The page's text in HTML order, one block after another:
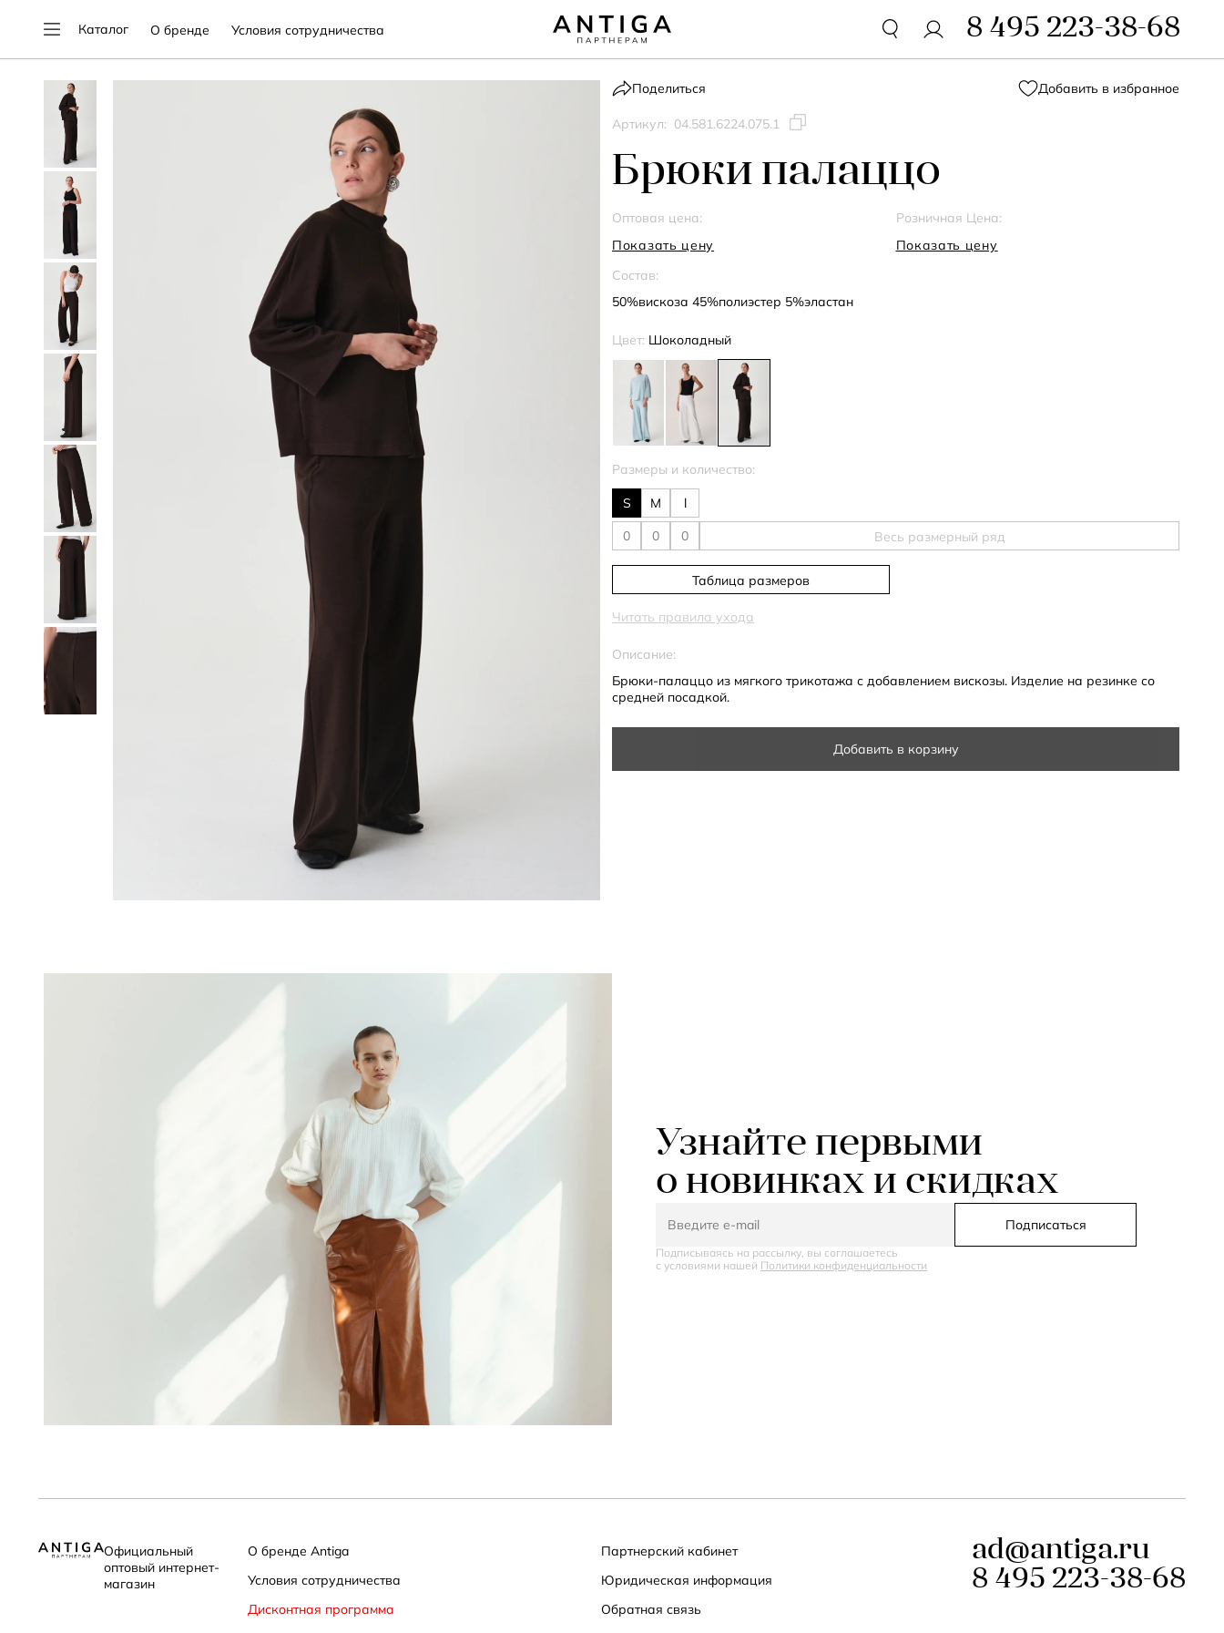
Каталог О бренде Условия сотрудничества 8 495 223-38-68
Поделиться Добавить в избранное
Артикул: 04.581.6224.075.1
Брюки палаццо
Оптовая цена:
Показать цену
Розничная Цена:
Показать цену
Состав:
50%вискоза 45%полиэстер 5%эластан
Цвет: Шоколадный
Размеры и количество:
S M l
Весь размерный ряд
Таблица размеров
Читать правила ухода
Описание:
Брюки-палаццо из мягкого трикотажа с добавлением вискозы. Изделие на резинке со
средней посадкой.
Добавить в корзину
Узнайте первыми
о новинках и скидках
Подписаться
Подписываясь на рассылку, вы соглашаетесь
с условиями нашей Политики конфиденциальности
Официальный
оптовый интернет-
магазин
О бренде Antiga
Условия сотрудничества
Дисконтная программа
Партнерский кабинет
Юридическая информация
Обратная связь
ad@antiga.ru
8 495 223-38-68